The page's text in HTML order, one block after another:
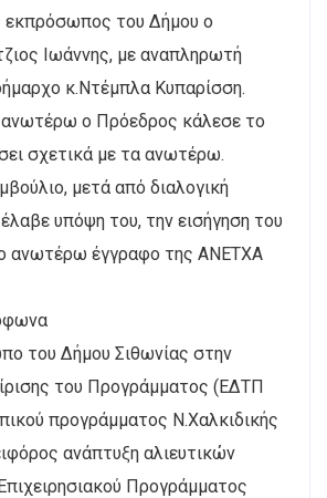
εκπρόσωπος του Δήμου ο
Ιωάννης, με αναπληρωτή
κ.Ντέμπλα Κυπαρίσση.
ο Πρόεδρος κάλεσε το
σχετικά με τα ανωτέρω.
μετά από διαλογική
υπόψη του, την εισήγηση του
ανωτέρω έγγραφο της ΑΝΕΤΧΑ
του Δήμου Σιθωνίας στην
του Προγράμματος (ΕΔΤΠ
προγράμματος Ν.Χαλκιδικής
ανάπτυξη αλιευτικών
Προγράμματος